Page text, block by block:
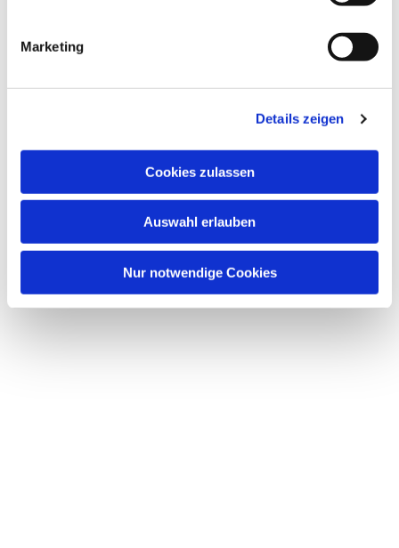
Marketing
Details zeigen
Cookies zulassen
Auswahl erlauben
Nur notwendige Cookies